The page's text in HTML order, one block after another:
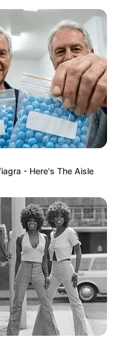
MENU
ET
WIDGETS
WINDSOR
09-11-2025
- Here's The Aisle